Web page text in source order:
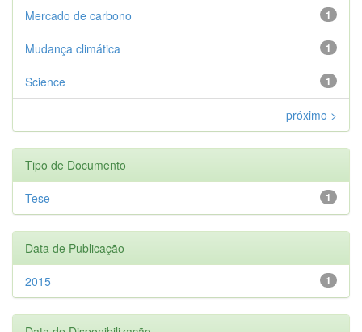
1
Mercado de carbono
1
Mudança climática
1
Science
próximo >
Tipo de Documento
1
Tese
Data de Publicação
1
2015